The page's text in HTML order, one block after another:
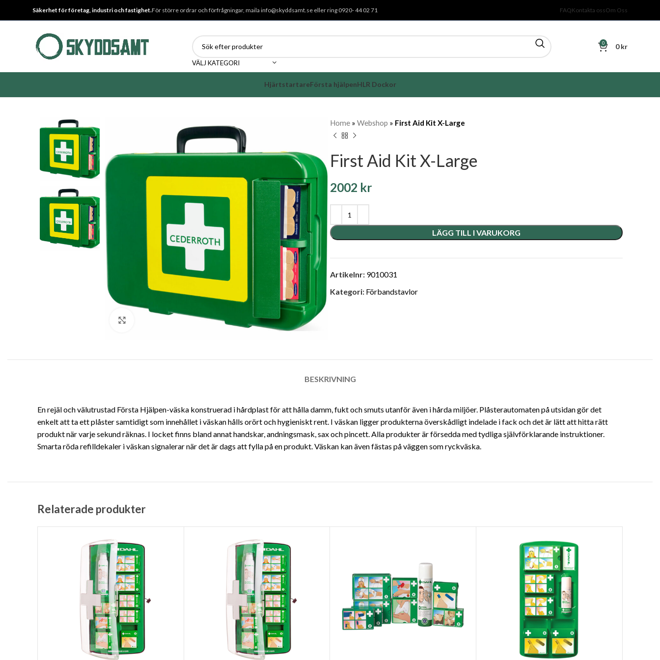
Säkerhet för företag, industri och fastighet.För större ordrar och förfrågningar, maila info@skyddsamt.se eller ring 0920- 44 02 71 FAQKontakta ossOm Oss
VÄLJ KATEGORI
0 0kr
HjärtstartareFörsta hjälpenHLR Dockor
Klicka för att förstora
Home » Webshop » First Aid Kit X-Large
First Aid Kit X-Large
2002 kr
LÄGG TILL I VARUKORG
Artikelnr: 9010031
Kategori: Förbandstavlor
BESKRIVNING
En rejäl och välutrustad Första Hjälpen-väska konstruerad i hårdplast för att hålla damm, fukt och smuts utanför även i hårda miljöer. Plåsterautomaten på utsidan gör det
enkelt att ta ett plåster samtidigt som innehållet i väskan hålls orört och hygieniskt rent. I väskan ligger produkterna överskådligt indelade i fack och det är lätt att hitta rätt
produkt när varje sekund räknas. I locket finns bland annat handskar, andningsmask, sax och pincett. Alla produkter är försedda med tydliga självförklarande instruktioner.
Smarta röda refilldekaler i väskan signalerar när det är dags att fylla på en produkt. Väskan kan även fästas på väggen som ryckväska.
Relaterade produkter